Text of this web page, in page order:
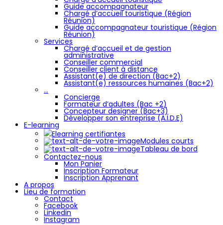
Guide accompagnateur
Chargé d’accueil touristique (Région
Réunion)
Guide accompagnateur touristique (Région
Réunion)
Services
Chargé d’accueil et de gestion
administrative
Conseiller commercial
Conseiller client à distance
Assistant(e) de direction (Bac+2)
Assistant(e) ressources humaines (Bac+2)
…
Concierge
Formateur d’adultes (Bac +2)
Concepteur designer (Bac+3)
Développer son entreprise (A.I.D.E)
E-learning
Elearning certifiantes
Modules courts
Tableau de bord
Contactez-nous
Mon Panier
Inscription Formateur
Inscription Apprenant
A propos
Lieu de formation
Contact
Facebook
Linkedin
Instagram